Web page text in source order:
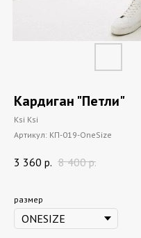
Кардиган "Петли"
Ksi Ksi
Артикул: КП-019-OneSize
3 360 р. 8 400 р.
размер